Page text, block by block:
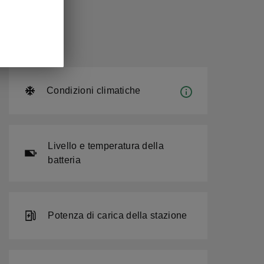
Condizioni climatiche
Livello e temperatura della
batteria
Potenza di carica della stazione